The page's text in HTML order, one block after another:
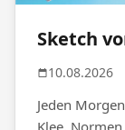
Sketch
10.08.2026
Jeden